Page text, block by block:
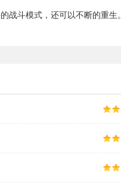
斗模式，还可以不断的重生。